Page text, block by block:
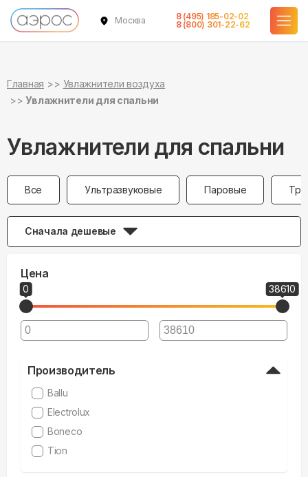
Москва
8 (495) 185-02-02
8 (800) 301-22-62
Главная
Увлажнители воздуха
Увлажнители для спальни
Увлажнители для спальни
Все Ультразвуковые Паровые
Сначала дешевые
Цена
0 38610
Производитель
Ballu
Electrolux
Boneco
Tion